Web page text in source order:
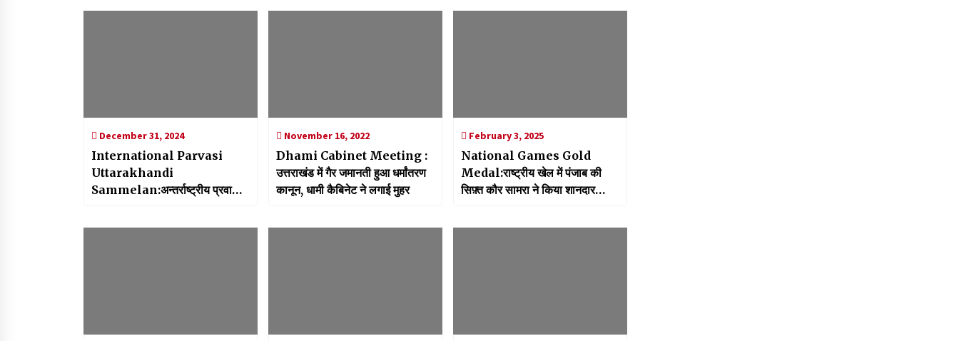
December 31, 2024
International Parvasi
Uttarakhandi
Sammelan:अन्तर्राष्ट्रीय प्रवासी
November 16, 2022
Dhami Cabinet Meeting :
उत्तराखंड में गैर जमानती हुआ धर्मांतरण
कानून, धामी कैबिनेट ने लगाई मुहर
February 3, 2025
National Games Gold
Medal:राष्ट्रीय खेल में पंजाब की
सिफ़्त कौर सामरा ने किया शानदार